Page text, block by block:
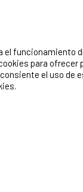
¡ Y NO TE
SITIO
el funcionamiento
para ofrecer
el uso de